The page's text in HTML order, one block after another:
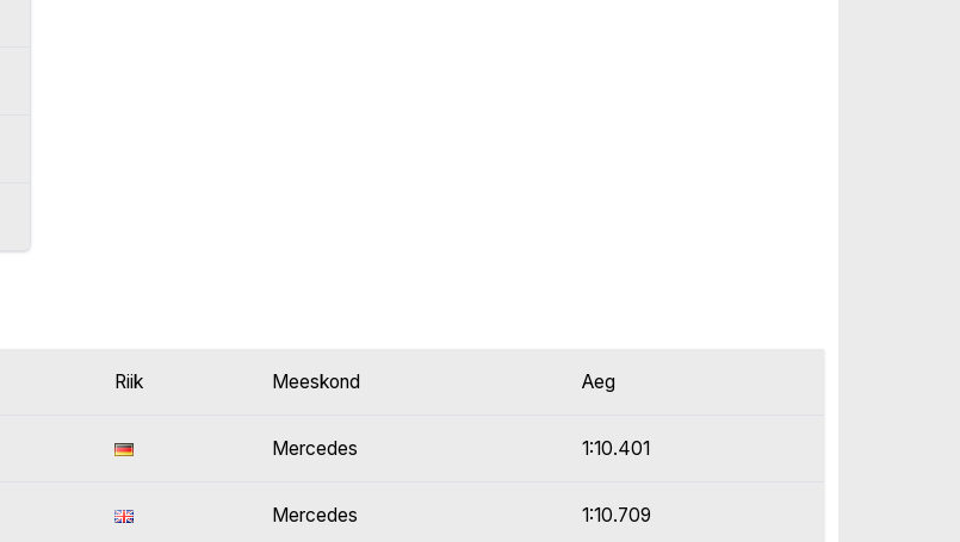
Riik Meeskond Aeg
Mercedes 1:10.401
Mercedes 1:10.709